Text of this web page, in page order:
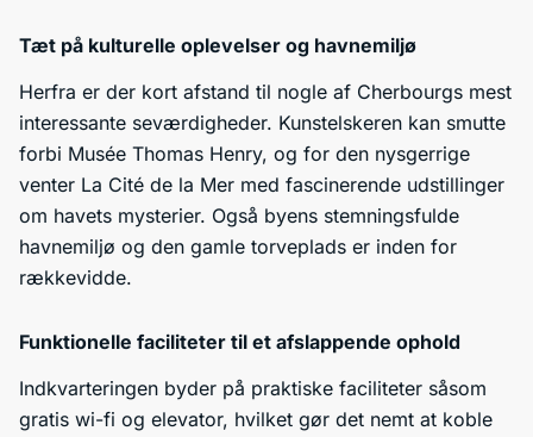
Tæt på kulturelle oplevelser og havnemiljø
Herfra er der kort afstand til nogle af Cherbourgs mest
interessante seværdigheder. Kunstelskeren kan smutte
forbi Musée Thomas Henry, og for den nysgerrige
venter La Cité de la Mer med fascinerende udstillinger
om havets mysterier. Også byens stemningsfulde
havnemiljø og den gamle torveplads er inden for
rækkevidde.
Funktionelle faciliteter til et afslappende ophold
Indkvarteringen byder på praktiske faciliteter såsom
gratis wi-fi og elevator, hvilket gør det nemt at koble